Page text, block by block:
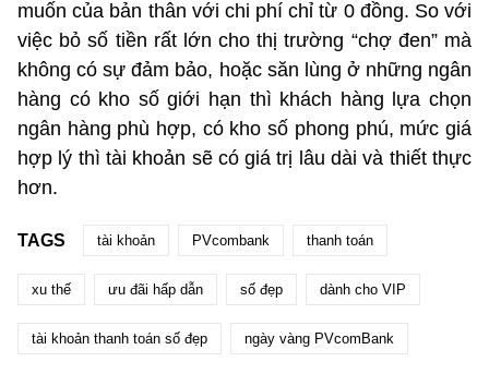
muốn của bản thân với chi phí chỉ từ 0 đồng. So với
việc bỏ số tiền rất lớn cho thị trường “chợ đen” mà
không có sự đảm bảo, hoặc săn lùng ở những ngân
hàng có kho số giới hạn thì khách hàng lựa chọn
ngân hàng phù hợp, có kho số phong phú, mức giá
hợp lý thì tài khoản sẽ có giá trị lâu dài và thiết thực
hơn.
TAGS tài khoản PVcombank thanh toán
xu thế ưu đãi hấp dẫn số đẹp dành cho VIP
tài khoản thanh toán số đẹp ngày vàng PVcomBank